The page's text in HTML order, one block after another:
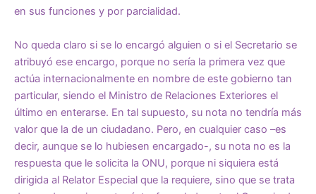
en sus funciones y por parcialidad.
No queda claro si se lo encargó alguien o si el Secretario se
atribuyó ese encargo, porque no sería la primera vez que
actúa internacionalmente en nombre de este gobierno tan
particular, siendo el Ministro de Relaciones Exteriores el
último en enterarse. En tal supuesto, su nota no tendría más
valor que la de un ciudadano. Pero, en cualquier caso –es
decir, aunque se lo hubiesen encargado-, su nota no es la
respuesta que le solicita la ONU, porque ni siquiera está
dirigida al Relator Especial que la requiere, sino que se trata